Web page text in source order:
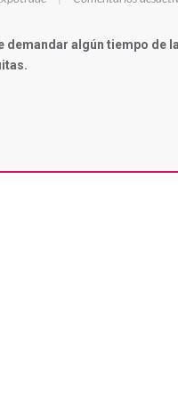
demandar algún tiempo de